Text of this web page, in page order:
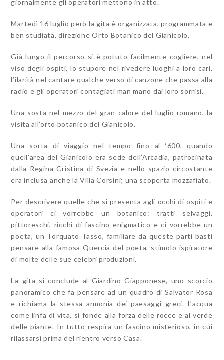
giornalmente gli operatori mettono in atto.
Martedì 16 luglio però la gita è organizzata, programmata e
ben studiata, direzione Orto Botanico del Gianicolo.
Già lungo il percorso si è potuto facilmente cogliere, nel
viso degli ospiti, lo stupore nel rivedere luoghi a loro cari,
l’ilarità nel cantare qualche verso di canzone che passa alla
radio e gli operatori contagiati man mano dai loro sorrisi.
Una sosta nel mezzo del gran calore del luglio romano, la
visita all’orto botanico del Gianicolo.
Una sorta di viaggio nel tempo fino al ‘600, quando
quell’area del Gianicolo era sede dell’Arcadia, patrocinata
dalla Regina Cristina di Svezia e nello spazio circostante
era inclusa anche la Villa Corsini; una scoperta mozzafiato.
Per descrivere quelle che si presenta agli occhi di ospiti e
operatori ci vorrebbe un botanico: tratti selvaggi,
pittoreschi, ricchi di fascino enigmatico e ci vorrebbe un
poeta, un Torquato Tasso, familiare da queste parti basti
pensare alla famosa Quercia del poeta, stimolo ispiratore
di molte delle sue celebri produzioni.
La gita si conclude al Giardino Giapponese, uno scorcio
panoramico che fa pensare ad un quadro di Salvator Rosa
e richiama la stessa armonia dei paesaggi greci. L’acqua
come linfa di vita, si fonde alla forza delle rocce e al verde
delle piante. In tutto respira un fascino misterioso, in cui
rilassarsi prima del rientro verso Casa.